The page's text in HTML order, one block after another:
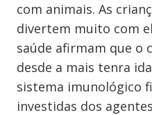
com animais. As
divertem muito com
saúde afirmam que o
desde a mais tenra
sistema imunológico
investidas dos